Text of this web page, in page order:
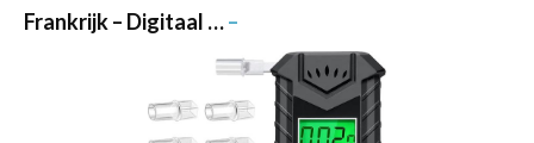
Frankrijk – Digitaal …–